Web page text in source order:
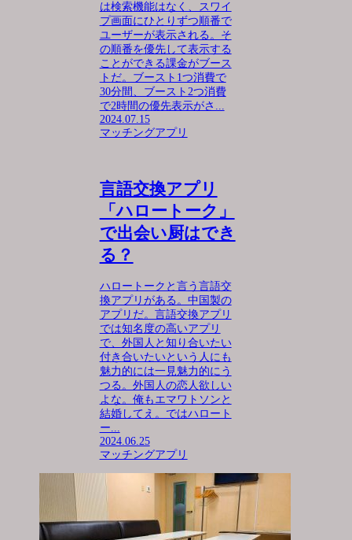
は検索機能はなく、スワイ
プ画面にひとりずつ順番で
ユーザーが表示される。そ
の順番を優先して表示する
ことができる課金がブース
トだ。ブースト1つ消費で
30分間、ブースト2つ消費
で2時間の優先表示がさ...
2024.07.15
マッチングアプリ
言語交換アプリ
「ハロートーク」
で出会い厨はでき
る？
ハロートークと言う言語交
換アプリがある。中国製の
アプリだ。言語交換アプリ
では知名度の高いアプリ
で、外国人と知り合いたい
付き合いたいという人にも
魅力的には一見魅力的にう
つる。外国人の恋人欲しい
よな。俺もエマワトソンと
結婚してえ。ではハロート
ー...
2024.06.25
マッチングアプリ